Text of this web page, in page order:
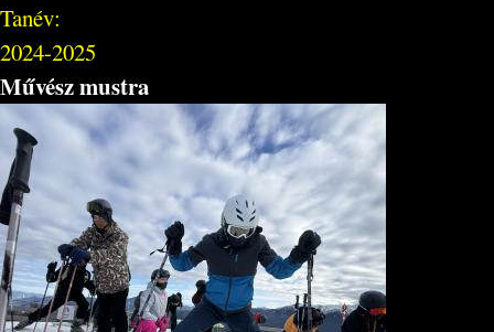
Tanév:
2024-2025
Művész mustra